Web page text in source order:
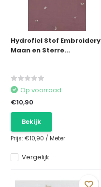
Hydrofiel Stof Embroidery
Maan en Sterre...
Vergelijk
Op voorraad
€10,90
Bekijk
Prijs:€10,90 /Meter